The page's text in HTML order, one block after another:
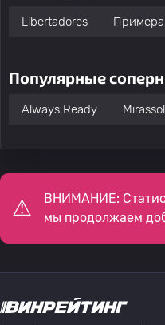
Libertadores
Популярные
Always Ready Mirassol
ВНИМАНИЕ:
мы продолжаем